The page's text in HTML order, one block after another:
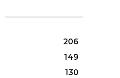
206
149
130